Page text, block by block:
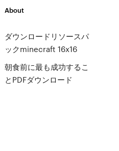
About
ダウンロードリソースパ
ックminecraft 16x16
朝食前に最も成功するこ
とPDFダウンロード